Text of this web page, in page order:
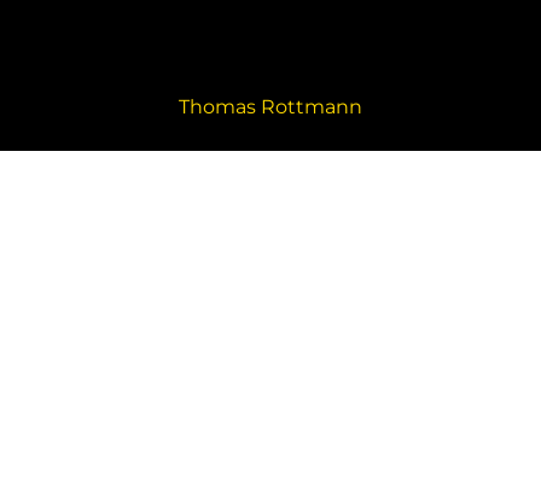
Thomas Rottmann